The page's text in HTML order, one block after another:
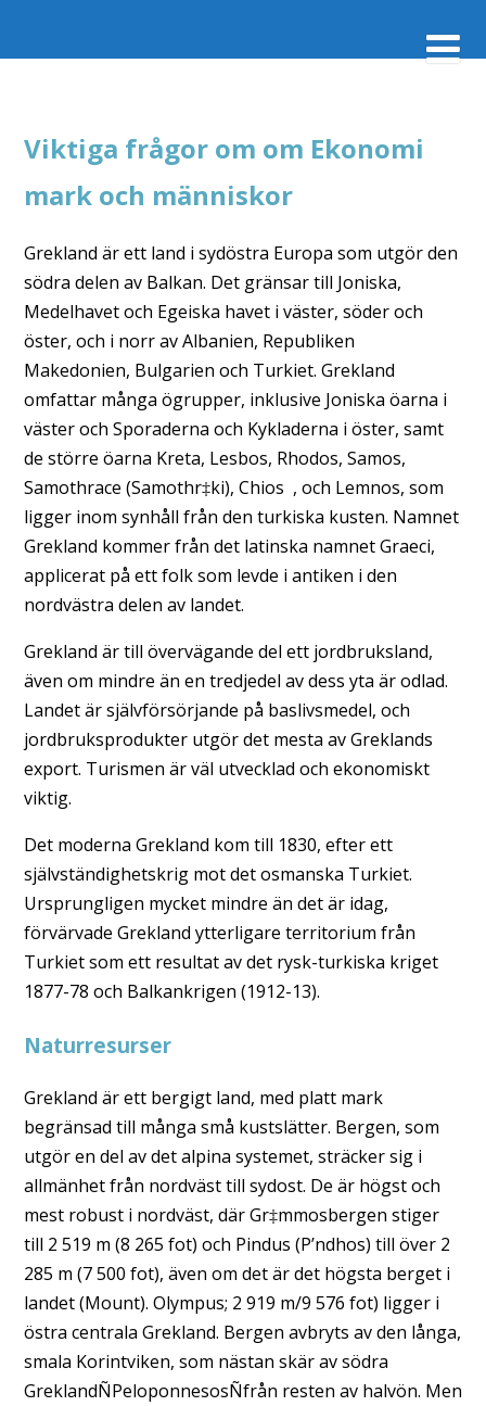
Viktiga frågor om om Ekonomi
mark och människor
Grekland är ett land i sydöstra Europa som utgör den
södra delen av Balkan. Det gränsar till Joniska,
Medelhavet och Egeiska havet i väster, söder och
öster, och i norr av Albanien, Republiken
Makedonien, Bulgarien och Turkiet. Grekland
omfattar många ögrupper, inklusive Joniska öarna i
väster och Sporaderna och Kykladerna i öster, samt
de större öarna Kreta, Lesbos, Rhodos, Samos,
Samothrace (Samothr‡ki), Chios , och Lemnos, som
ligger inom synhåll från den turkiska kusten. Namnet
Grekland kommer från det latinska namnet Graeci,
applicerat på ett folk som levde i antiken i den
nordvästra delen av landet.
Grekland är till övervägande del ett jordbruksland,
även om mindre än en tredjedel av dess yta är odlad.
Landet är självförsörjande på baslivsmedel, och
jordbruksprodukter utgör det mesta av Greklands
export. Turismen är väl utvecklad och ekonomiskt
viktig.
Det moderna Grekland kom till 1830, efter ett
självständighetskrig mot det osmanska Turkiet.
Ursprungligen mycket mindre än det är idag,
förvärvade Grekland ytterligare territorium från
Turkiet som ett resultat av det rysk-turkiska kriget
1877-78 och Balkankrigen (1912-13).
Naturresurser
Grekland är ett bergigt land, med platt mark
begränsad till många små kustslätter. Bergen, som
utgör en del av det alpina systemet, sträcker sig i
allmänhet från nordväst till sydost. De är högst och
mest robust i nordväst, där Gr‡mmosbergen stiger
till 2 519 m (8 265 fot) och Pindus (P’ndhos) till över 2
285 m (7 500 fot), även om det är det högsta berget i
landet (Mount). Olympus; 2 919 m/9 576 fot) ligger i
östra centrala Grekland. Bergen avbryts av den långa,
smala Korintviken, som nästan skär av södra
GreklandÑPeloponnesosÑfrån resten av halvön. Men